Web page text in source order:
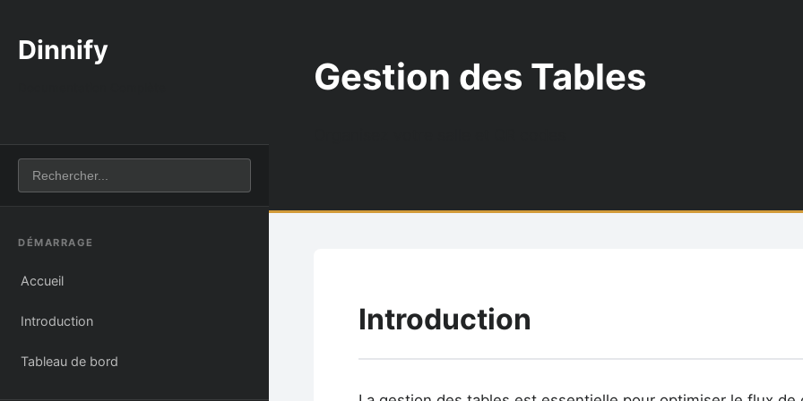
Dinnify
DÉMARRAGE
Accueil
Introduction
Tableau de bord
Gestion des Tables
Introduction